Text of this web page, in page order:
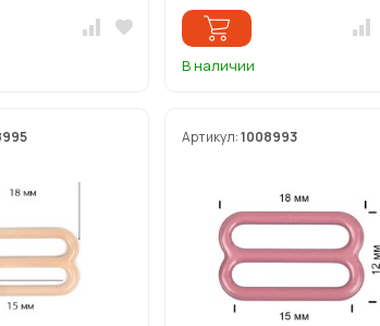
В наличии
Артикул:1008993